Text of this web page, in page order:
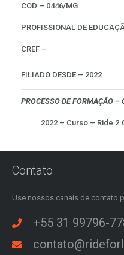
COD – 0446/MG
PROFISSIONAL DE
CREF –
FILIADO DESDE – 2022
PROCESSO DE FORMAÇÃO
2022 – Curso – Ride
Contato
Use nossos canais de contato
+55 31 99796-